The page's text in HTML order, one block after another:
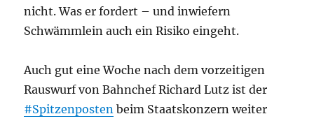
nicht. Was er fordert – und inwiefern
Schwämmlein auch ein Risiko eingeht.
Auch gut eine Woche nach dem vorzeitigen
Rauswurf von Bahnchef Richard Lutz ist der
#Spitzenposten beim Staatskonzern weiter